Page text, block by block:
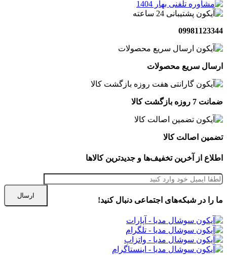
09981123344
ارسال سریع محصولات
ضمانت 7 روزه بازگشت کالا
تضمین اصالت کالا
اطلاع از آخرین تخفیف‌ها و جدیدترین کالاها
ما را در شبكه‌های اجتماعی دنبال کنید!